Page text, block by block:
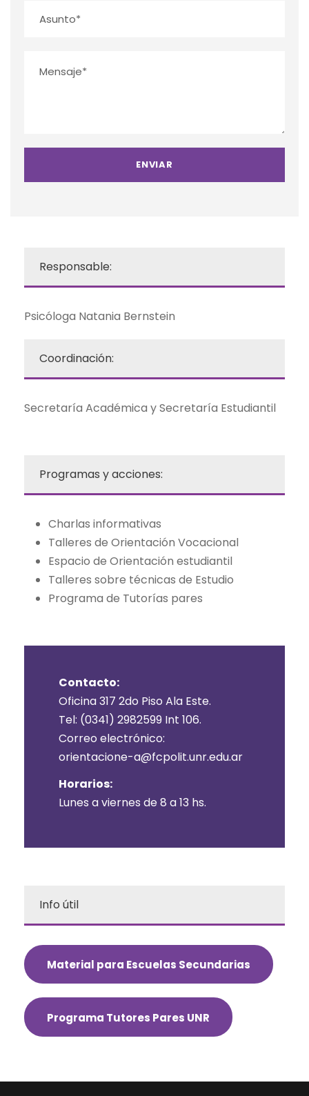
Responsable:
Psicóloga Natania Bernstein
Coordinación:
Secretaría Académica y Secretaría Estudiantil
Programas y acciones:
Charlas informativas
Talleres de Orientación Vocacional
Espacio de Orientación estudiantil
Talleres sobre técnicas de Estudio
Programa de Tutorías pares
Contacto:
Oficina 317 2do Piso Ala Este.
Tel: (0341) 2982599 Int 106.
Correo electrónico:
orientacione-a@fcpolit.unr.edu.ar
Horarios:
Lunes a viernes de 8 a 13 hs.
Info útil
Material para Escuelas Secundarias
Programa Tutores Pares UNR